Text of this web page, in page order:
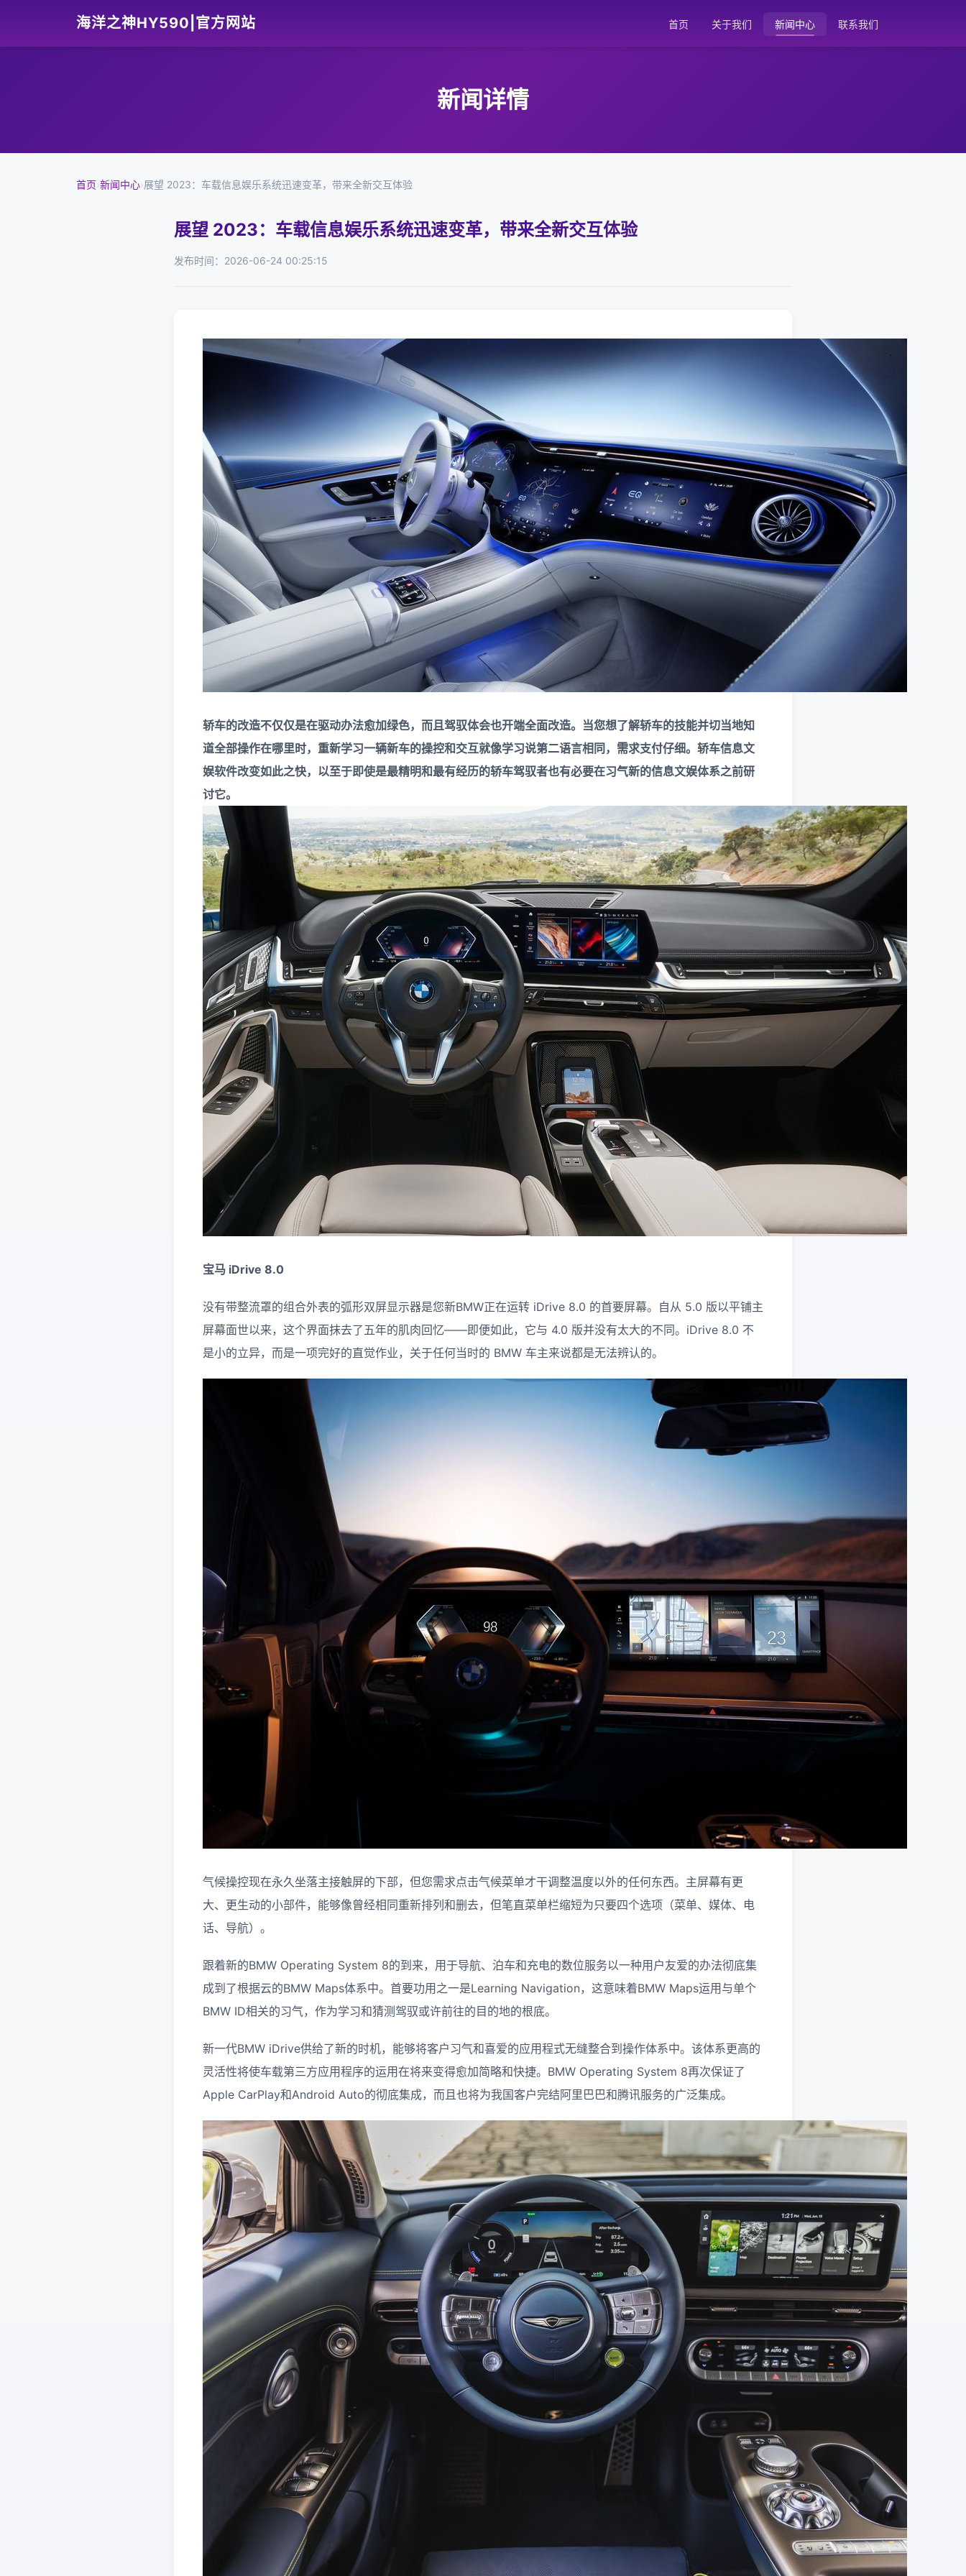
海洋之神HY590|官方网站 首页 关于我们 新闻中心 联系我们
新闻详情
首页›新闻中心›展望 2023：车载信息娱乐系统迅速变革，带来全新交互体验
展望 2023：车载信息娱乐系统迅速变革，带来全新交互体验
发布时间：2026-06-24 00:25:15
轿车的改造不仅仅是在驱动办法愈加绿色，而且驾驭体会也开端全面改造。当您想了解轿车的技能并切当地知
道全部操作在哪里时，重新学习一辆新车的操控和交互就像学习说第二语言相同，需求支付仔细。轿车信息文
娱软件改变如此之快，以至于即使是最精明和最有经历的轿车驾驭者也有必要在习气新的信息文娱体系之前研
讨它。
宝马 iDrive 8.0
没有带整流罩的组合外表的弧形双屏显示器是您新BMW正在运转 iDrive 8.0 的首要屏幕。自从 5.0 版以平铺主
屏幕面世以来，这个界面抹去了五年的肌肉回忆——即便如此，它与 4.0 版并没有太大的不同。iDrive 8.0 不
是小的立异，而是一项完好的直觉作业，关于任何当时的 BMW 车主来说都是无法辨认的。
气候操控现在永久坐落主接触屏的下部，但您需求点击气候菜单才干调整温度以外的任何东西。主屏幕有更
大、更生动的小部件，能够像曾经相同重新排列和删去，但笔直菜单栏缩短为只要四个选项（菜单、媒体、电
话、导航）。
跟着新的BMW Operating System 8的到来，用于导航、泊车和充电的数位服务以一种用户友爱的办法彻底集
成到了根据云的BMW Maps体系中。 首要功用之一是Learning Navigation，这意味着BMW Maps运用与单个
BMW ID相关的习气，作为学习和猜测驾驭或许前往的目的地的根底。
新一代BMW iDrive供给了新的时机，能够将客户习气和喜爱的应用程式无缝整合到操作体系中。 该体系更高的
灵活性将使车载第三方应用程序的运用在将来变得愈加简略和快捷。 BMW Operating System 8再次保证了
Apple CarPlay和Android Auto的彻底集成，而且也将为我国客户完结阿里巴巴和腾讯服务的广泛集成。